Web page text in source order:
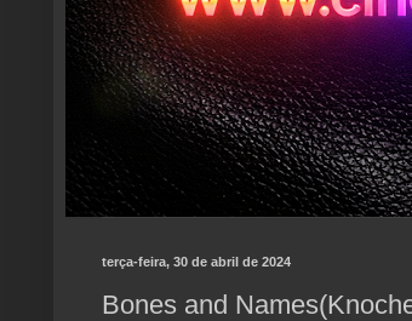
terça-feira, 30 de abril de 2024
Bones and